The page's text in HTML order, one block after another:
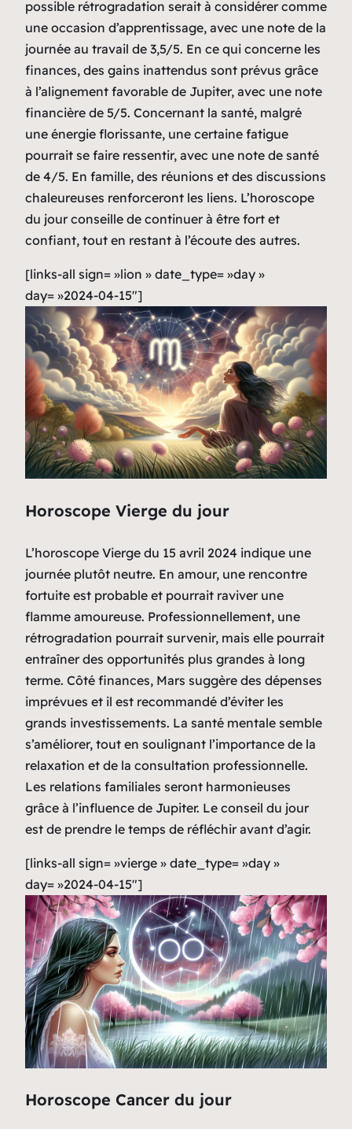
possible rétrogradation serait à considérer comme
une occasion d’apprentissage, avec une note de la
journée au travail de 3,5/5. En ce qui concerne les
finances, des gains inattendus sont prévus grâce
à l’alignement favorable de Jupiter, avec une note
financière de 5/5. Concernant la santé, malgré
une énergie florissante, une certaine fatigue
pourrait se faire ressentir, avec une note de santé
de 4/5. En famille, des réunions et des discussions
chaleureuses renforceront les liens. L’horoscope
du jour conseille de continuer à être fort et
confiant, tout en restant à l’écoute des autres.
[links-all sign= »lion » date_type= »day »
day= »2024-04-15″]
Horoscope Vierge du jour
L’horoscope Vierge du 15 avril 2024 indique une
journée plutôt neutre. En amour, une rencontre
fortuite est probable et pourrait raviver une
flamme amoureuse. Professionnellement, une
rétrogradation pourrait survenir, mais elle pourrait
entraîner des opportunités plus grandes à long
terme. Côté finances, Mars suggère des dépenses
imprévues et il est recommandé d’éviter les
grands investissements. La santé mentale semble
s’améliorer, tout en soulignant l’importance de la
relaxation et de la consultation professionnelle.
Les relations familiales seront harmonieuses
grâce à l’influence de Jupiter. Le conseil du jour
est de prendre le temps de réfléchir avant d’agir.
[links-all sign= »vierge » date_type= »day »
day= »2024-04-15″]
Horoscope Cancer du jour